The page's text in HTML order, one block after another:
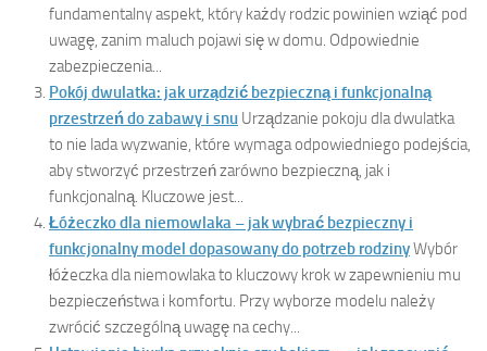
fundamentalny aspekt, który każdy rodzic powinien wziąć pod
uwagę, zanim maluch pojawi się w domu. Odpowiednie
zabezpieczenia...
Pokój dwulatka: jak urządzić bezpieczną i funkcjonalną
przestrzeń do zabawy i snu Urządzanie pokoju dla dwulatka
to nie lada wyzwanie, które wymaga odpowiedniego podejścia,
aby stworzyć przestrzeń zarówno bezpieczną, jak i
funkcjonalną. Kluczowe jest...
Łóżeczko dla niemowlaka – jak wybrać bezpieczny i
funkcjonalny model dopasowany do potrzeb rodzinyWybór
łóżeczka dla niemowlaka to kluczowy krok w zapewnieniu mu
bezpieczeństwa i komfortu. Przy wyborze modelu należy
zwrócić szczególną uwagę na cechy...